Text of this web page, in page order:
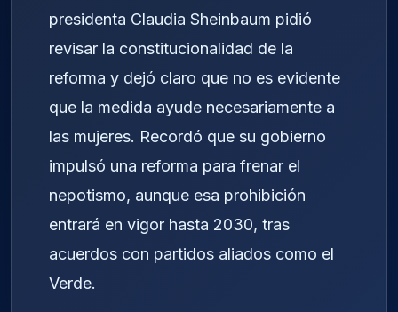
presidenta Claudia Sheinbaum pidió
revisar la constitucionalidad de la
reforma y dejó claro que no es evidente
que la medida ayude necesariamente a
las mujeres. Recordó que su gobierno
impulsó una reforma para frenar el
nepotismo, aunque esa prohibición
entrará en vigor hasta 2030, tras
acuerdos con partidos aliados como el
Verde.